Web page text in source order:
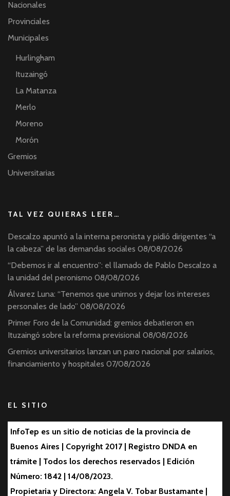
Nacionales
Provinciales
Municipales
Hurlingham
Ituzaingó
La Matanza
Merlo
Moreno
Morón
Gremios
Universitarias
TAL VEZ QUIERAS LEER…
Descalzo apuntó a la interna peronista y pidió dirigentes “a
la cabeza” de las demandas sociales 08/08/2026
“Debemos ir al encuentro”: el llamado de Pablo Descalzo a
la unidad del peronismo 08/08/2026
Álvarez Luna: “Tenemos que unirnos y dejar los intereses
personales de lado” 08/08/2026
Primer Foro de la Comunidad: gremios debatieron en
Ituzaingó sobre la reforma previsional 08/08/2026
Gremios universitarios lanzan un paro nacional por salarios,
financiamiento y hospitales 07/08/2026
EL SITIO
InfoTep es un sitio de noticias de la provincia de
Buenos Aires | Copyright 2017 | Registro DNDA en
trámite | Todos los derechos reservados | Edición
Número: 1842 | 14/08/2023.
Propietaria y Directora: Angela V. Tobar Bustamante |